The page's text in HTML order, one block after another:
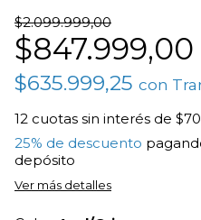
$2.099.999,00
$847.999,00
$635.999,25 con
12 cuotas sin interés de
25% de descuento
depósito
Ver más detalles